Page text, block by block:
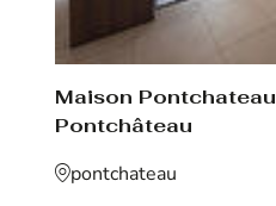
Maison Pontchateau
Pontchâteau
pontchateau